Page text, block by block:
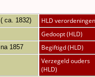
( ca. 1832) HLD verordeningen
Gedoopt (HLD)
na 1857
Begiftigd (HLD)
Verzegeld ouders
(HLD)